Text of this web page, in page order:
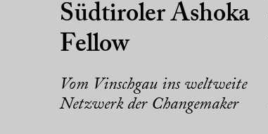
Südtiroler Ashoka
Fellow
Vom Vinschgau ins weltweite
Netzwerk der Changemaker